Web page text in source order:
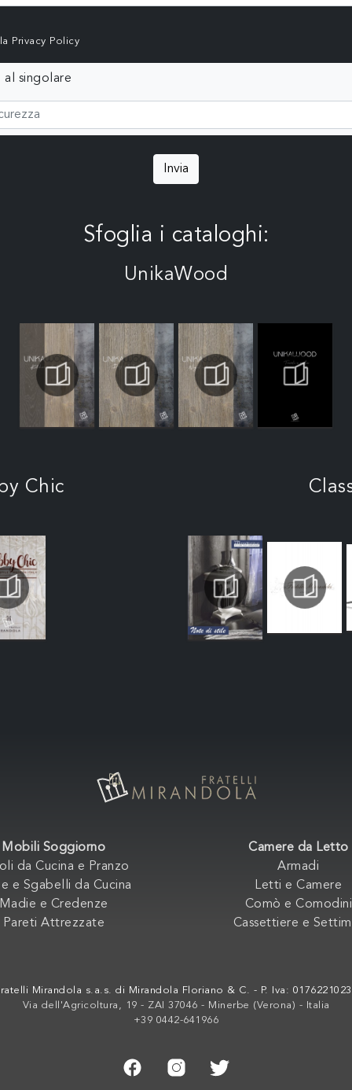
Privacy Policy
singolare
Invia
Sfoglia i cataloghi:
UnikaWood
Chic
Mobili Soggiorno
da Cucina e Pranzo
e Sgabelli da Cucina
e Credenze
Pareti Attrezzate
Camere da Letto
Armadi
Letti e Camere
Comò e Comodini
Cassettiere e
Mirandola s.a.s. di Mirandola Floriano & C. - P. Iva:
Via dell'Agricoltura, 19 - ZAI 37046 - Minerbe (Verona) - Italia
+39 0442-641966